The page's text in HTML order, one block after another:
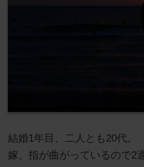
結婚1年目、二人とも20代。
嫁、指が曲がっているので2